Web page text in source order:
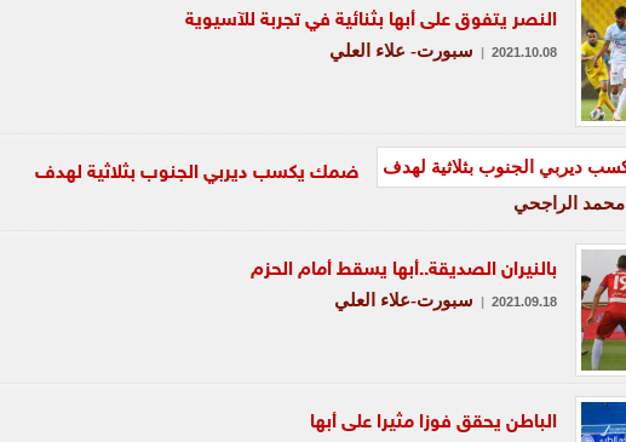
النصر يتفوق على أبها بثنائية في تجربة للآسيوية
2021.10.08
| سبورت- علاء العلي
ضمك يكسب ديربي الجنوب بثلاثية لهدف
محمد الراجحي
بالنيران الصديقة..أبها يسقط أمام الحزم
2021.09.18
| سبورت-علاء العلي
الباطن يحقق فوزا مثيرا على أبها